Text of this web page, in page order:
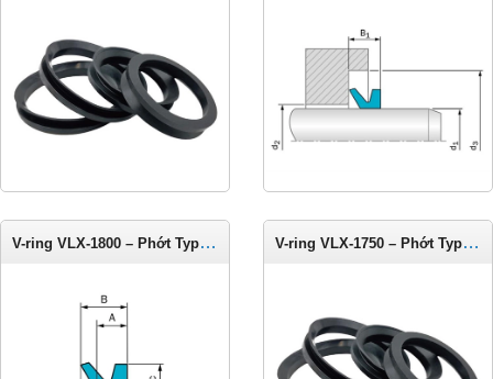
V-ring VLX-1800 – Phớt Type LX cho trục 1775-1825 mm V-ring VLX-1750 – Phớt Type LX cho trục 1725-1775 mm